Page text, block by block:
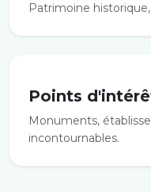
Patrimoine
Points
Monuments,
incontournables.